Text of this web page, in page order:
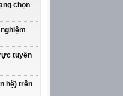
chọn
tuyến
hệ) trên